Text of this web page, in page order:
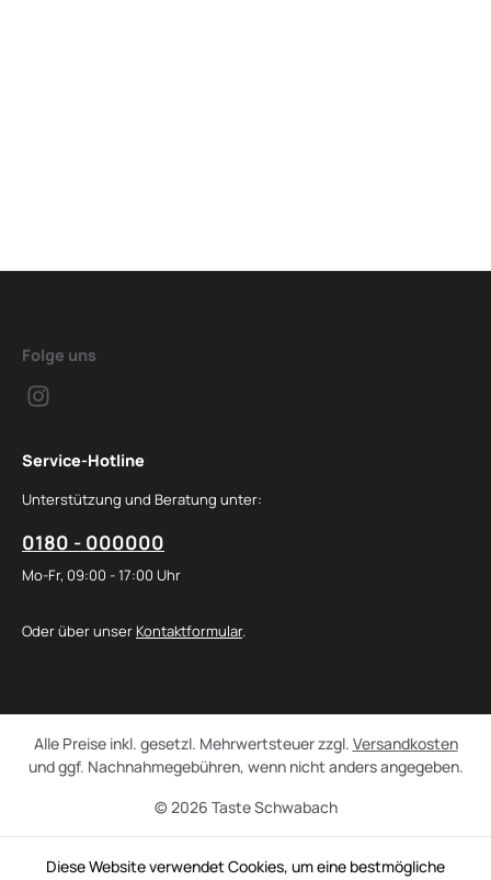
Folge uns
Service-Hotline
Unterstützung und Beratung unter:
0180 - 000000
Mo-Fr, 09:00 - 17:00 Uhr
Oder über unser Kontaktformular.
© 2026 Taste Schwabach
Alle Preise inkl. gesetzl. Mehrwertsteuer zzgl. Versandkosten
und ggf. Nachnahmegebühren, wenn nicht anders angegeben.
Diese Website verwendet Cookies, um eine bestmögliche